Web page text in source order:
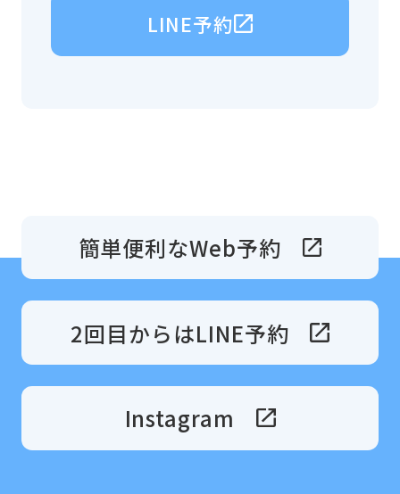
LINE予約
簡単便利なWeb予約
2回目からはLINE予約
Instagram